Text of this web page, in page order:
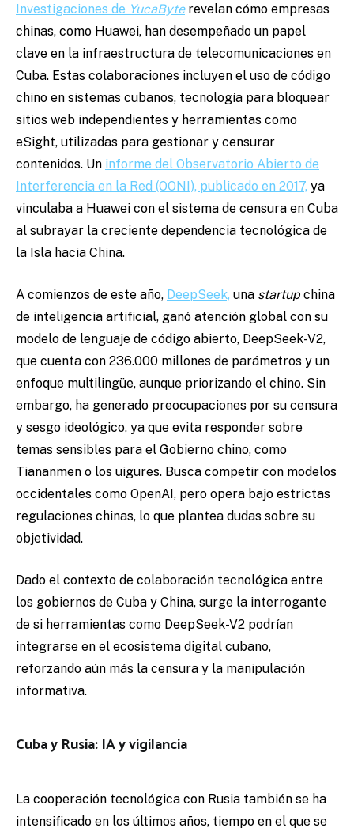
Investigaciones de YucaByte revelan cómo empresas
chinas, como Huawei, han desempeñado un papel
clave en la infraestructura de telecomunicaciones en
Cuba. Estas colaboraciones incluyen el uso de código
chino en sistemas cubanos, tecnología para bloquear
sitios web independientes y herramientas como
eSight, utilizadas para gestionar y censurar
contenidos. Un informe del Observatorio Abierto de
Interferencia en la Red (OONI), publicado en 2017, ya
vinculaba a Huawei con el sistema de censura en Cuba
al subrayar la creciente dependencia tecnológica de
la Isla hacia China.
A comienzos de este año, DeepSeek, una startup china
de inteligencia artificial, ganó atención global con su
modelo de lenguaje de código abierto, DeepSeek-V2,
que cuenta con 236.000 millones de parámetros y un
enfoque multilingüe, aunque priorizando el chino. Sin
embargo, ha generado preocupaciones por su censura
y sesgo ideológico, ya que evita responder sobre
temas sensibles para el Gobierno chino, como
Tiananmen o los uigures. Busca competir con modelos
occidentales como OpenAI, pero opera bajo estrictas
regulaciones chinas, lo que plantea dudas sobre su
objetividad.
Dado el contexto de colaboración tecnológica entre
los gobiernos de Cuba y China, surge la interrogante
de si herramientas como DeepSeek-V2 podrían
integrarse en el ecosistema digital cubano,
reforzando aún más la censura y la manipulación
informativa.
Cuba y Rusia: IA y vigilancia
La cooperación tecnológica con Rusia también se ha
intensificado en los últimos años, tiempo en el que se